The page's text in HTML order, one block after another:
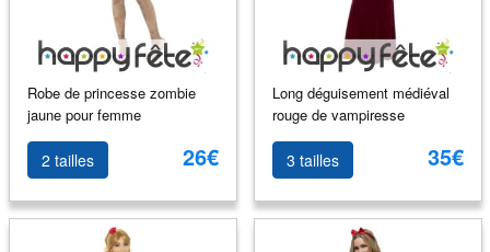
Robe de princesse zombie
jaune pour femme
2 tailles 26€
Long déguisement médiéval
rouge de vampiresse
3 tailles 35€